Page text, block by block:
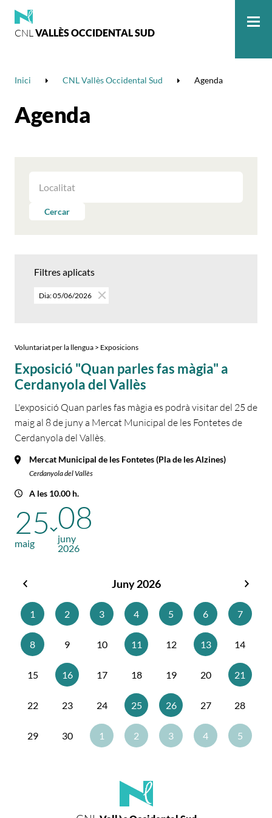
CNLVALLÈS OCCIDENTAL SUD
Inici CNL Vallès Occidental Sud Agenda
Agenda
LES
PERCercar
Filtres aplicats
Dia: 05/06/2026
Voluntariat per la llengua > Exposicions
Exposició "Quan parles fas màgia" a
Cerdanyola del Vallès
L'exposició Quan parles fas màgia es podrà visitar del 25 de
maig al 8 de juny a Mercat Municipal de les Fontetes de
Cerdanyola del Vallès.
Mercat Municipal de les Fontetes (Pla de les Alzines)
Cerdanyola del Vallès
A les 10.00 h.
25
maig
08
juny
2026
Juny 2026
1
2 3 4 5 6 7
8 9 10 11 12 13 14
15 16 17 18 19 20 21
22 23 24 25 26 27 28
29 30 1 2 3 4 5